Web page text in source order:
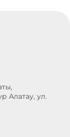
Алатау, ул.